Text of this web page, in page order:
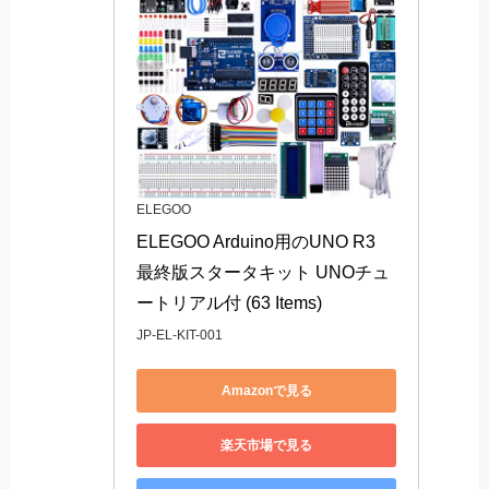
ELEGOO
ELEGOO Arduino用のUNO R3
最終版スタータキット UNOチュ
ートリアル付 (63 Items)
JP-EL-KIT-001
Amazonで見る
楽天市場で見る